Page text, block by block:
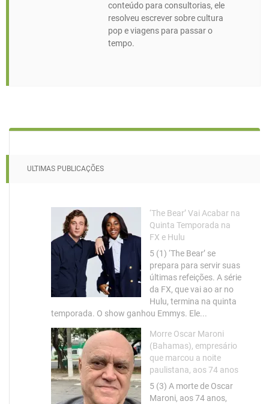
conteúdo para consultorias, ele
resolveu escrever sobre cultura
pop e viagens para passar o
tempo.
ULTIMAS PUBLICAÇÕES
‘The Bear’ Vai Acabar na
Quinta Temporada na
FX e Hulu
5 (1) ‘The Bear’ se
prepara para servir suas
últimas refeições. A série
da FX, que vai ao ar no
Hulu, termina na quinta
temporada. O show ganhou Emmys. Ele...
Morre Oscar Maroni
(Bahamas), empresário
que marcou a noite
paulistana, aos 74 anos
5 (3) A morte de Oscar
Maroni, aos 74 anos,